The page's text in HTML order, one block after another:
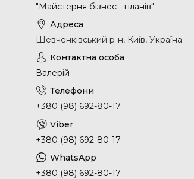
"Майстерня бізнес - планів"
Шевченківський р-н, Київ, Україна
Валерій
+380 (98) 692-80-17
+380 (98) 692-80-17
+380 (98) 692-80-17